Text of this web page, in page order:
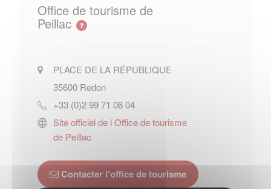
Office de tourisme de
Peillac
PLACE DE LA RÉPUBLIQUE
35600 Redon
+33 (0)2 99 71 06 04
Site officiel de l Office de tourisme
de Peillac
Contacter l'office de tourisme